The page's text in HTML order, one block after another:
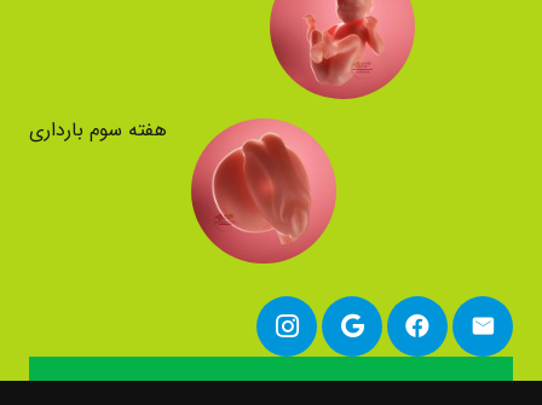
هفته سوم بارداری